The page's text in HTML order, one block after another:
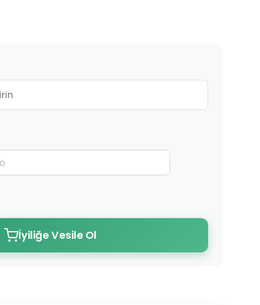
İyiliğe Vesile Ol